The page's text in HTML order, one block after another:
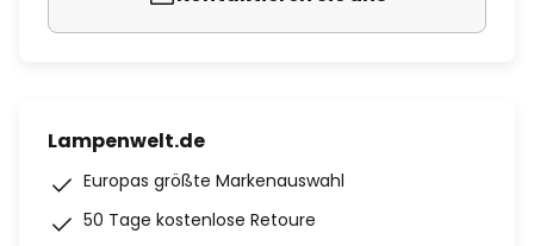
Lampenwelt.de
Europas größte Markenauswahl
50 Tage kostenlose Retoure